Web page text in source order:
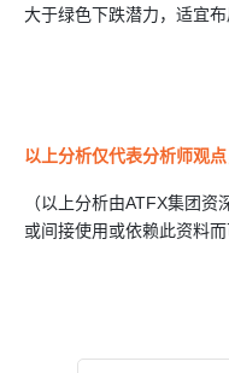
大于绿色下跌潜力，适宜布
以上分析仅代表分析师观
（以上分析由ATFX集团
或间接使用或依赖此资料